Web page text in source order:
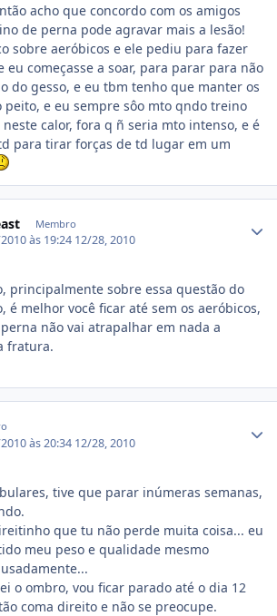
acho que concordo com os amigos
de perna pode agravar mais a lesão!
sobre aeróbicos e ele pediu para fazer
eu começasse a soar, para parar para não
do gesso, e eu tbm tenho que manter os
peito, e eu sempre sôo mto qndo treino
calor, fora q ñ seria mto intenso, e é
para tirar forças de td lugar em um
Membro
às 19:24 12/28, 2010
principalmente sobre essa questão do
é melhor você ficar até sem os aeróbicos,
não vai atrapalhar em nada a
fratura.
às 20:34 12/28, 2010
tive que parar inúmeras semanas,
que tu não perde muita coisa... eu
meu peso e qualidade mesmo
o ombro, vou ficar parado até o dia 12
coma direito e não se preocupe.